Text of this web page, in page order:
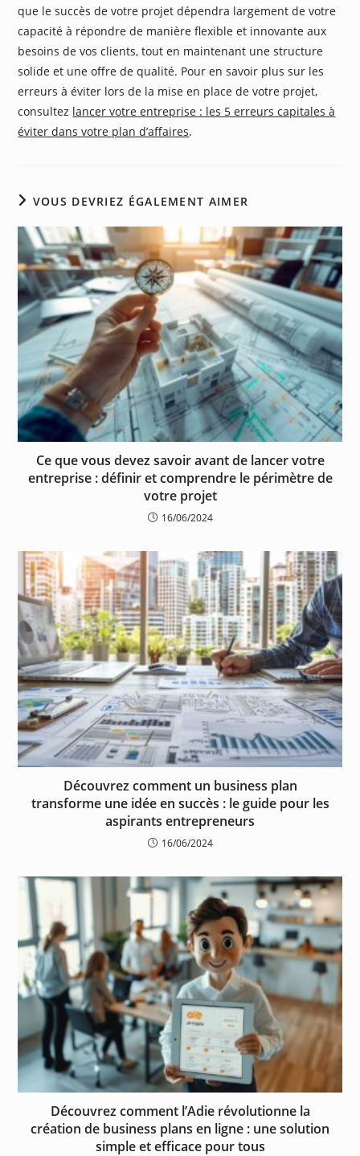
que le succès de votre projet dépendra largement de votre
capacité à répondre de manière flexible et innovante aux
besoins de vos clients, tout en maintenant une structure
solide et une offre de qualité. Pour en savoir plus sur les
erreurs à éviter lors de la mise en place de votre projet,
consultez lancer votre entreprise : les 5 erreurs capitales à
éviter dans votre plan d’affaires.
VOUS DEVRIEZ ÉGALEMENT AIMER
Ce que vous devez savoir avant de lancer votre
entreprise : définir et comprendre le périmètre de
votre projet
16/06/2024
Découvrez comment un business plan
transforme une idée en succès : le guide pour les
aspirants entrepreneurs
16/06/2024
Découvrez comment l’Adie révolutionne la
création de business plans en ligne : une solution
simple et efficace pour tous